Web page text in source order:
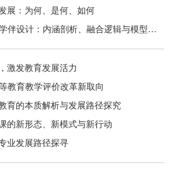
展：为何、是何、如何
融入智慧课程的AI学伴设计：内涵剖析、融合逻辑与模型构建
激发教育发展活力
教育教学评价改革新取向
育的本质解析与发展路径探究
的新形态、新模式与新行动
业发展路径探寻